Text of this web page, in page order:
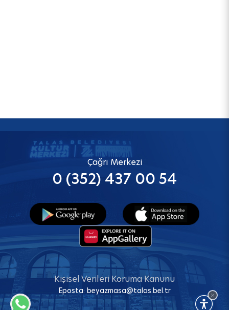
Çağrı Merkezi
0 (352) 437 00 54
Kişisel Verileri Koruma Kanunu
Eposta: beyazmasa@talas.bel.tr